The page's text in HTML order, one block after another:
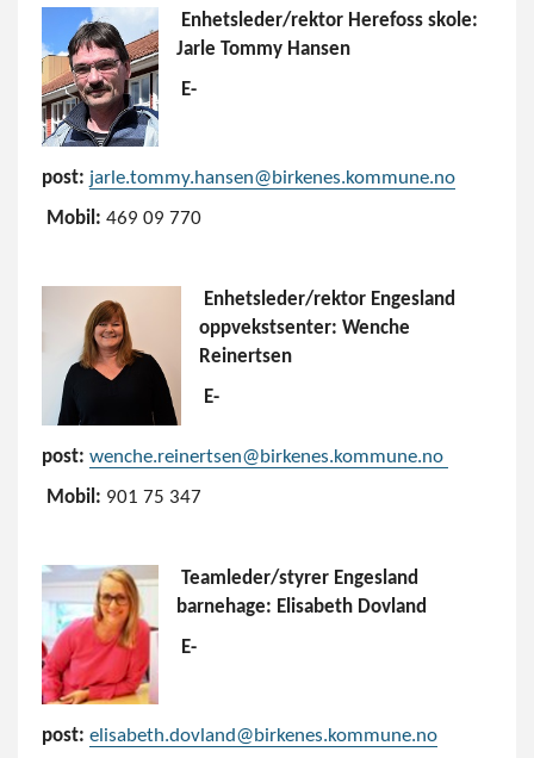
Enhetsleder/rektor Herefoss skole:
Jarle Tommy Hansen
E-
post: jarle.tommy.hansen@birkenes.kommune.no
Mobil: 469 09 770
Enhetsleder/rektor Engesland
oppvekstsenter: Wenche
Reinertsen
E-
post: wenche.reinertsen@birkenes.kommune.no
Mobil: 901 75 347
Teamleder/styrer Engesland
barnehage: Elisabeth Dovland
E-
post: elisabeth.dovland@birkenes.kommune.no